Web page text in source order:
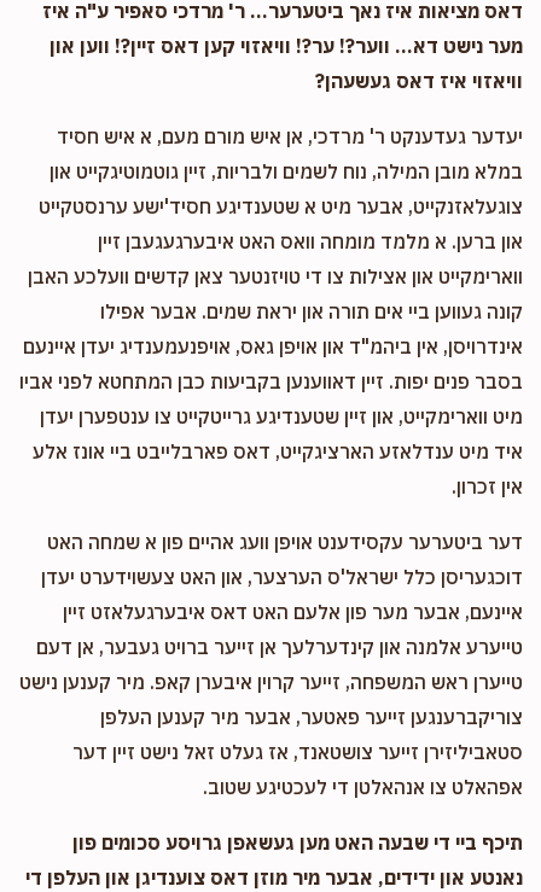
דאס מציאות איז נאך ביטערער... ר' מרדכי סאפיר ע"ה איז
מער נישט דא... ווער?! ער?! וויאזוי קען דאס זיין?! ווען און
וויאזוי איז דאס געשעהן?
יעדער געדענקט ר' מרדכי, אן איש מורם מעם, א איש חסיד
במלא מובן המילה, נוח לשמים ולבריות, זיין גוטמוטיגקייט און
צוגעלאזנקייט, אבער מיט א שטענדיגע חסיד'ישע ערנסטקייט
און ברען. א מלמד מומחה וואס האט איבערגעגעבן זיין
ווארימקייט און אצילות צו די טויזנטער צאן קדשים וועלכע האבן
קונה געווען ביי אים תורה און יראת שמים. אבער אפילו
אינדרויסן, אין ביהמ"ד און אויפן גאס, אויפנעמענדיג יעדן איינעם
בסבר פנים יפות. זיין דאווענען בקביעות כבן המתחטא לפני אביו
מיט ווארימקייט, און זיין שטענדיגע גרייטקייט צו ענטפערן יעדן
איד מיט ענדלאזע הארציגקייט, דאס פארבלייבט ביי אונז אלע
אין זכרון.
דער ביטערער עקסידענט אויפן וועג אהיים פון א שמחה האט
דוכגעריסן כלל ישראל'ס הערצער, און האט צעשוידערט יעדן
איינעם, אבער מער פון אלעם האט דאס איבערגעלאזט זיין
טייערע אלמנה און קינדערלעך אן זייער ברויט געבער, אן דעם
טייערן ראש המשפחה, זייער קרוין איבערן קאפ. מיר קענען נישט
צוריקברענגען זייער פאטער, אבער מיר קענען העלפן
סטאביליזירן זייער צושטאנד, אז געלט זאל נישט זיין דער
אפהאלט צו אנהאלטן די לעכטיגע שטוב.
תיכף ביי די שבעה האט מען געשאפן גרויסע סכומים פון
נאנטע און ידידים, אבער מיר מוזן דאס צוענדיגן און העלפן די